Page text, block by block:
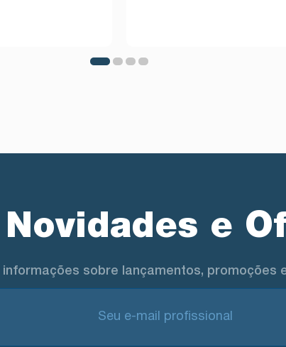
Novidades e
sobre lançamentos, promoções